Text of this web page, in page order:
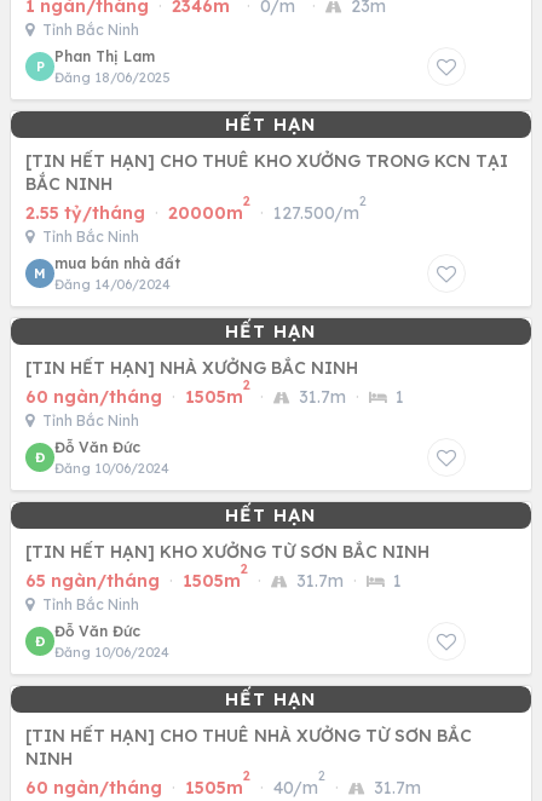
1 ngàn/tháng · 2346m · 0/m · 23m
Tỉnh Bắc Ninh
P
Phan Thị Lam
Đăng 18/06/2025
[TIN HẾT HẠN] CHO THUÊ KHO XƯỞNG TRONG KCN TẠI
BẮC NINH
2.55 tỷ/tháng · 20000m
2
· 127.500/m
2
Tỉnh Bắc Ninh
M
mua bán nhà đất
Đăng 14/06/2024
[TIN HẾT HẠN] NHÀ XƯỞNG BẮC NINH
60 ngàn/tháng · 1505m
2
· 31.7m · 1
Tỉnh Bắc Ninh
Đ
Đỗ Văn Đức
Đăng 10/06/2024
[TIN HẾT HẠN] KHO XƯỞNG TỪ SƠN BẮC NINH
65 ngàn/tháng · 1505m
2
· 31.7m · 1
Tỉnh Bắc Ninh
Đ
Đỗ Văn Đức
Đăng 10/06/2024
[TIN HẾT HẠN] CHO THUÊ NHÀ XƯỞNG TỪ SƠN BẮC
NINH
60 ngàn/tháng · 1505m
2
· 40/m
2
· 31.7m